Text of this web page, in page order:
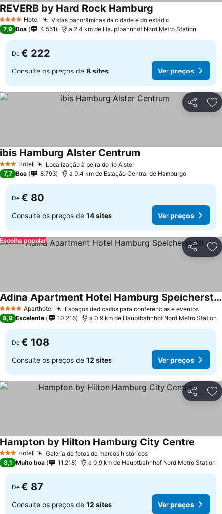
4 EstrelasHotel Vistas panorâmicas da cidade e do estádio
REVERB by Hard Rock Hamburg
7,9 Boa 4.551 a 2.4 km de Hauptbahnhof Nord Metro Station
De € 222
Consulte os preços de 8 sites Ver preços
Partilhar
3 EstrelasHotel Localização à beira do rio Alster
ibis Hamburg Alster Centrum
7,7 Boa 8.793 a 0.4 km de Estação Central de Hamburgo
De € 80
Consulte os preços de 14 sites Ver preços
Partilhar
Escolha popular
4 EstrelasAparthotel Espaços dedicados para conferências e eventos
Adina Apartment Hotel Hamburg Speicherstadt
8,9 Excelente 10.216 a 0.9 km de Hauptbahnhof Nord Metro Station
De € 108
Consulte os preços de 12 sites Ver preços
Partilhar
3 EstrelasHotel Galeria de fotos de marcos históricos
Hampton by Hilton Hamburg City Centre
8,1 Muito boa 11.218 a 0.9 km de Hauptbahnhof Nord Metro Station
De € 87
Consulte os preços de 12 sites Ver preços